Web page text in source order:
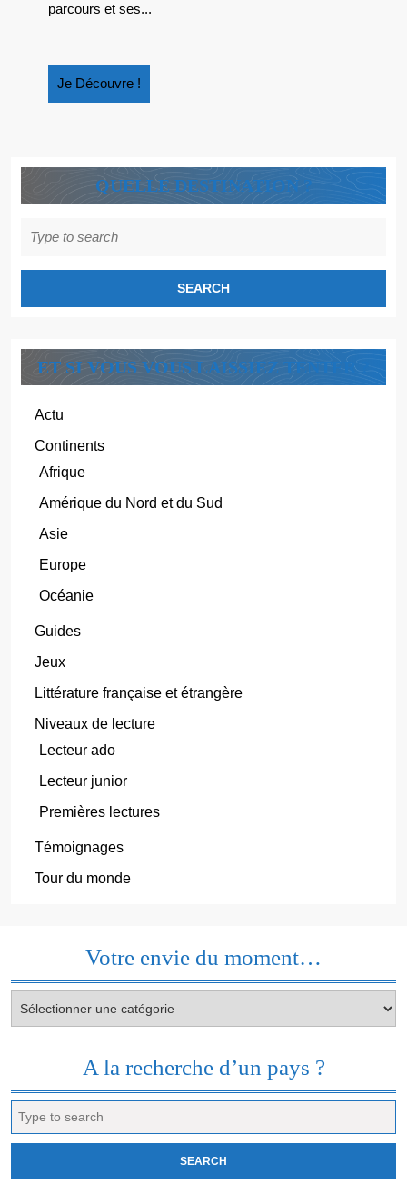
parcours et ses...
Je Découvre !
Découvre
QUELLE DESTINATION ?
for:
ET SI VOUS VOUS LAISSIEZ TENTER ?
Actu
Continents
Afrique
Amérique du Nord et du Sud
Asie
Europe
Océanie
Guides
Jeux
Littérature française et étrangère
Niveaux de lecture
Lecteur ado
Lecteur junior
Premières lectures
Témoignages
Tour du monde
Votre envie du moment…
envie
A la recherche d’un pays ?
for: